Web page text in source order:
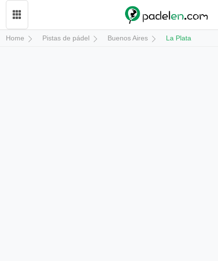
Home Pistas de pádel Buenos Aires La Plata